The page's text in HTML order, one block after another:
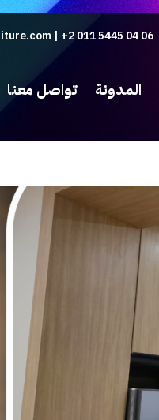
| +2 011 5445 04 06
المدونة تواصل معنا